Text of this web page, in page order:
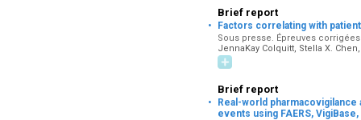
Brief report
· Factors correlating with
Sous presse. Épreuves
JennaKay Colquitt, Stella X.
Brief report
·
Real-world
events using FAERS,